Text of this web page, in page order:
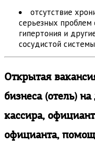
отсутствие
серьезных проблем
гипертония и
сосудистой
Открытая
бизнеса (отель)
кассира,
официанта,